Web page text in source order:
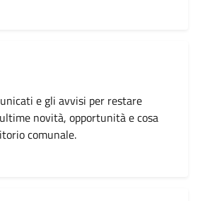
e gli avvisi per restare
novità, opportunità e cosa
comunale.